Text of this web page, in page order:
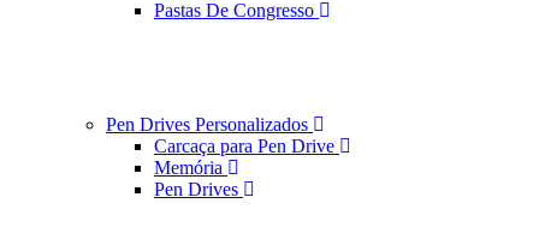
Pastas De Congresso
Pen Drives Personalizados
Carcaça para Pen Drive
Memória
Pen Drives